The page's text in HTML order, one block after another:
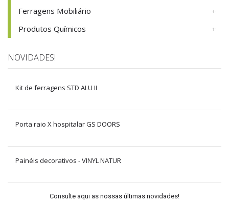
Ferragens Mobiliário
Produtos Químicos
NOVIDADES!
Kit de ferragens STD ALU II
Porta raio X hospitalar GS DOORS
Painéis decorativos - VINYL NATUR
Consulte aqui as nossas últimas novidades!